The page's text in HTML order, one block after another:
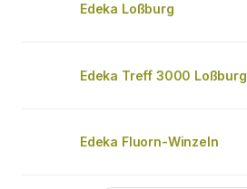
Edeka Loßburg
Edeka Treff 3000 Loßburg
Edeka Fluorn-Winzeln